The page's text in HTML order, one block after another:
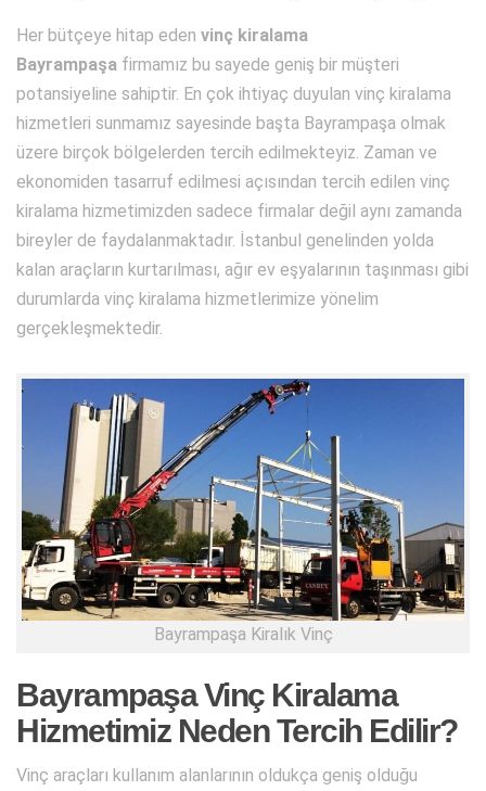
Her bütçeye hitap eden vinç kiralama
Bayrampaşa firmamız bu sayede geniş bir müşteri
potansiyeline sahiptir. En çok ihtiyaç duyulan vinç kiralama
hizmetleri sunmamız sayesinde başta Bayrampaşa olmak
üzere birçok bölgelerden tercih edilmekteyiz. Zaman ve
ekonomiden tasarruf edilmesi açısından tercih edilen vinç
kiralama hizmetimizden sadece firmalar değil aynı zamanda
bireyler de faydalanmaktadır. İstanbul genelinden yolda
kalan araçların kurtarılması, ağır ev eşyalarının taşınması gibi
durumlarda vinç kiralama hizmetlerimize yönelim
gerçekleşmektedir.
Bayrampaşa Kiralık Vinç
Bayrampaşa Vinç Kiralama
Hizmetimiz Neden Tercih Edilir?
Vinç araçları kullanım alanlarının oldukça geniş olduğu